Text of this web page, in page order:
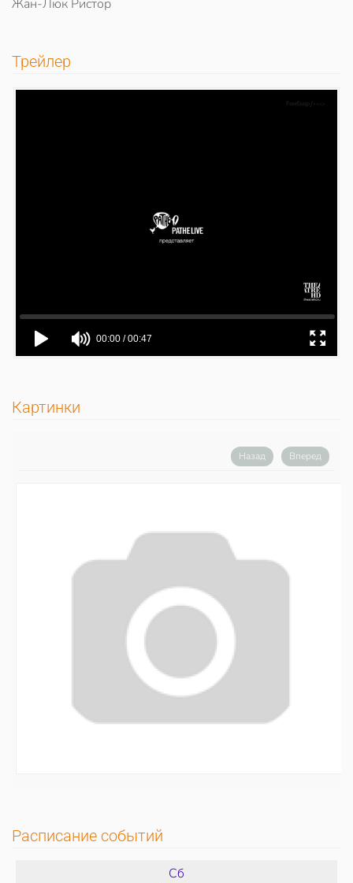
Жан-Люк Ристор
Трейлер
Картинки
Назад Вперед
Расписание событий
Сб